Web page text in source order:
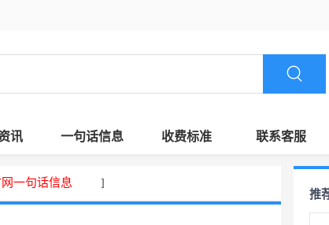
讯 一句话信息 收费标准 联系客服
一句话信息 ]
推